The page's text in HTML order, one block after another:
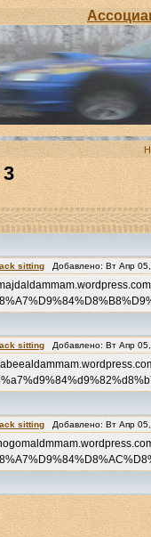
sitting Добавлено: Вт Апр
sitting Добавлено: Вт Апр
sitting Добавлено: Вт Апр